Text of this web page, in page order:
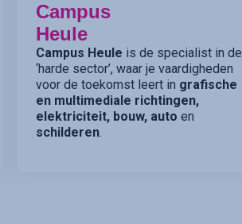
Campus
Heule
Campus Heule is de specialist in de
‘harde sector’, waar je vaardigheden
voor de toekomst leert in grafische
en multimediale richtingen,
elektriciteit, bouw, auto en
schilderen.